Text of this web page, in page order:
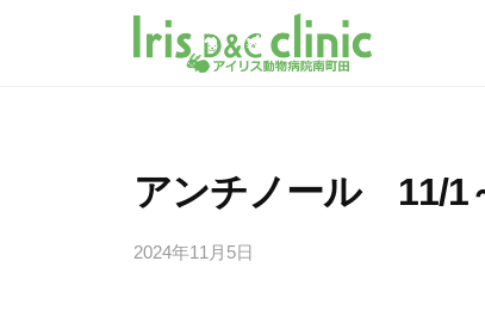
田
の
動
グ
ン
アンチノール 11/1
2024年11月5日
町
病